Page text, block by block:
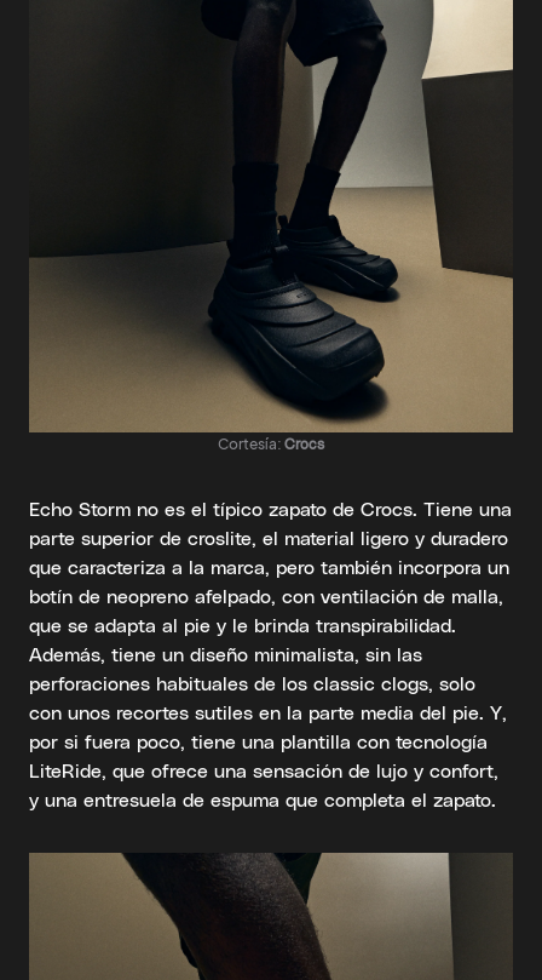
Cortesía: Crocs
Echo Storm no es el típico zapato de Crocs. Tiene una
parte superior de croslite, el material ligero y duradero
que caracteriza a la marca, pero también incorpora un
botín de neopreno afelpado, con ventilación de malla,
que se adapta al pie y le brinda transpirabilidad.
Además, tiene un diseño minimalista, sin las
perforaciones habituales de los classic clogs, solo
con unos recortes sutiles en la parte media del pie. Y,
por si fuera poco, tiene una plantilla con tecnología
LiteRide, que ofrece una sensación de lujo y confort,
y una entresuela de espuma que completa el zapato.